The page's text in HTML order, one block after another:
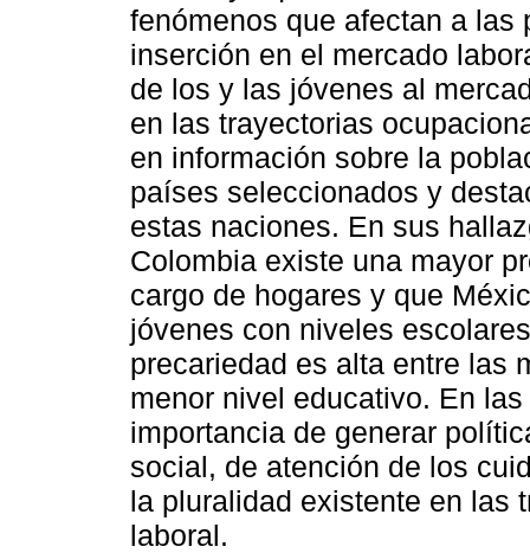
fenómenos que afectan a las
inserción en el mercado
de los y las jóvenes al
en las trayectorias
en información sobre la
países seleccionados y
estas naciones. En sus
Colombia existe una mayor
cargo de hogares y que
jóvenes con niveles
precariedad es alta entre las
menor nivel educativo. En
importancia de generar
social, de atención de los
la pluralidad existente en las
laboral.